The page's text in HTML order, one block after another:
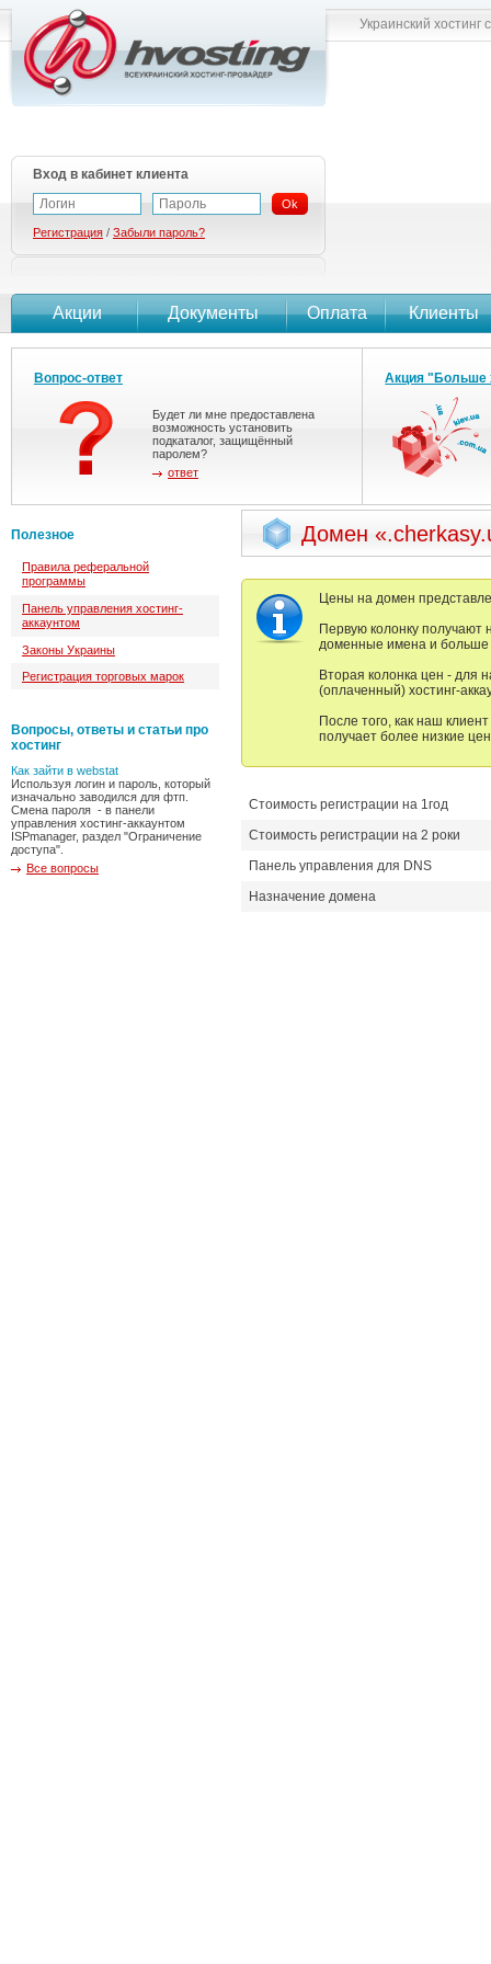
Домен
Цены на домен
Первую колонку получают
доменные имена и больше
Вторая колонка цен - для
(оплаченный) хостинг-
После того, как наш
получает более низкие
Стоимость регистрации на 1год
Стоимость регистрации на 2 роки
Панель управления для DNS
Назначение домена
Акции Документы Оплата Клиенты
Украинский
Вход в кабинет клиента
Ok
Регистрация / Забыли пароль?
Вопрос-ответ
Будет ли мне предоставлена
возможность установить
подкаталог, защищённый
паролем?
ответ
Акция "Больше
Полезное
Правила реферальной
программы
Панель управления хостинг-
аккаунтом
Законы Украины
Регистрация торговых марок
Вопросы, ответы и статьи про
хостинг
Как зайти в webstat
Используя логин и пароль, который
изначально заводился для фтп.
Смена пароля - в панели
управления хостинг-аккаунтом
ISPmanager, раздел "Ограничение
доступа".
Все вопросы